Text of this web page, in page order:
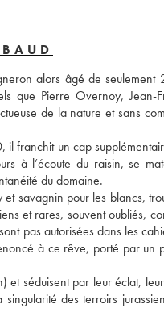
alors âgé de seulement
que Pierre Overnoy, Jean-
de la nature et sans
il franchit un cap
à l’écoute du raisin, se
du domaine.
savagnin pour les blancs,
et rares, souvent oubliés,
pas autorisées dans les
à ce rêve, porté par un
et séduisent par leur éclat,
des terroirs